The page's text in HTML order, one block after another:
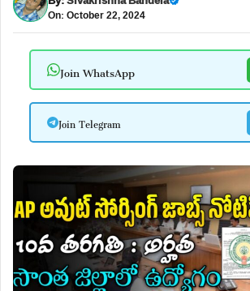
On: October 22, 2024
Join WhatsApp
Join Telegram